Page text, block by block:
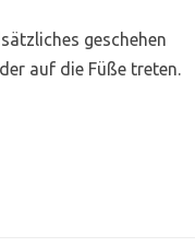
geschehen
auf die Füße treten.